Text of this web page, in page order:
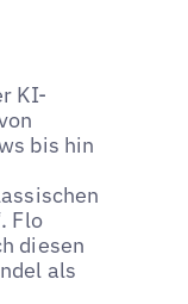
KI-
bis hin
Flo
diesen
als